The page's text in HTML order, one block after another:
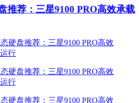
推荐：三星9100 PRO高效承载